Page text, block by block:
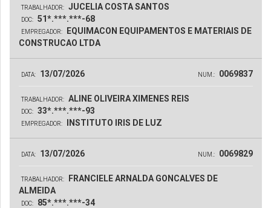
TRABALHADOR: JUCELIA COSTA SANTOS
DOC: 51*.***.***-68
EMPREGADOR:
EQUIMACON EQUIPAMENTOS E MATERIAIS DE
CONSTRUCAO LTDA
DATA: 13/07/2026 NUM.: 0069837
TRABALHADOR: ALINE OLIVEIRA XIMENES REIS
DOC: 33*.***.***-93
EMPREGADOR: INSTITUTO IRIS DE LUZ
DATA: 13/07/2026 NUM.: 0069829
TRABALHADOR:
FRANCIELE ARNALDA GONCALVES DE
ALMEIDA
DOC: 85*.***.***-34